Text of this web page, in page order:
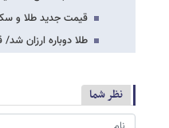
قیمت جدید طلا و سکه در روز ۲۵ فروردین ۱۴۰۵/ قیمت سکه
طلا دوباره ارزان شد/ قیمت
نظر شما